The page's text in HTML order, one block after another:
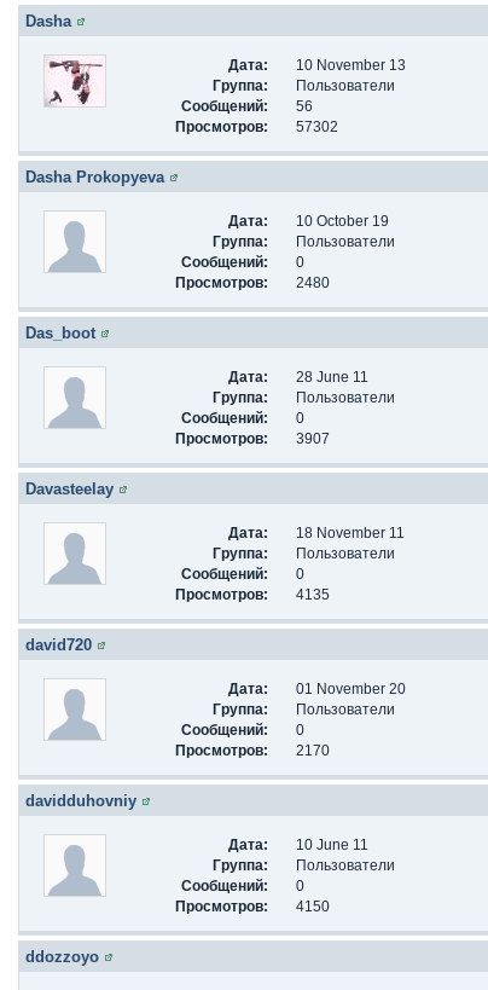
Dasha
Дата:
10 November 13
Группа:
Пользователи
Сообщений:
56
Просмотров:
57302
Dasha Prokopyeva
Дата:
10 October 19
Группа:
Пользователи
Сообщений:
0
Просмотров:
2480
Das_boot
Дата:
28 June 11
Группа:
Пользователи
Сообщений:
0
Просмотров:
3907
Davasteelay
Дата:
18 November 11
Группа:
Пользователи
Сообщений:
0
Просмотров:
4135
david720
Дата:
01 November 20
Группа:
Пользователи
Сообщений:
0
Просмотров:
2170
davidduhovniy
Дата:
10 June 11
Группа:
Пользователи
Сообщений:
0
Просмотров:
4150
ddozzoyo